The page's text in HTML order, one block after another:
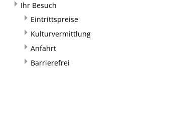
Ihr Besuch
Eintrittspreise
Kulturvermittlung
Anfahrt
Barrierefrei